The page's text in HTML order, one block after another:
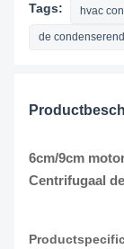
Tags: hvac
de
6cm/9cm
Centrifugaal